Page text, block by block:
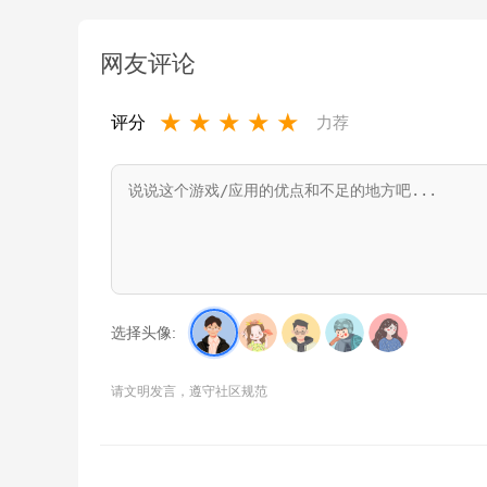
网友评论
评分 ★ ★ ★ ★ ★ 力荐
选择头像:
请文明发言，遵守社区规范